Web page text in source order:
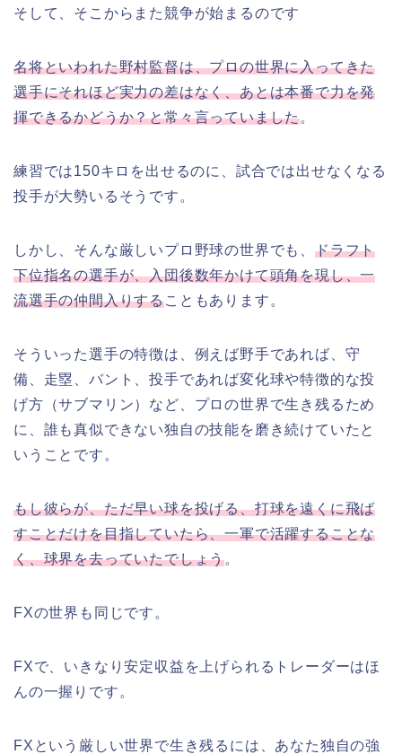
そして、そこからまた競争が始まるのです
名将といわれた野村監督は、プロの世界に入ってきた
選手にそれほど実力の差はなく、あとは本番で力を発
揮できるかどうか？と常々言っていました。
練習では150キロを出せるのに、試合では出せなくなる
投手が大勢いるそうです。
しかし、そんな厳しいプロ野球の世界でも、 ドラフト
下位指名の選手が、入団後数年かけて頭角を現し、一
流選手の仲間入りすることもあります。
そういった選手の特徴は、例えば野手であれば、守
備、走塁、バント、投手であれば変化球や特徴的な投
げ方（サブマリン）など、プロの世界で生き残るため
に、誰も真似できない独自の技能を磨き続けていたと
いうことです。
もし彼らが、ただ早い球を投げる、打球を遠くに飛ば
すことだけを目指していたら、一軍で活躍することな
く、球界を去っていたでしょう。
FXの世界も同じです。
FXで、いきなり安定収益を上げられるトレーダーはほ
んの一握りです。
FXという厳しい世界で生き残るには、あなた独自の強